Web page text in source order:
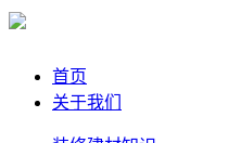
首页
关于我们